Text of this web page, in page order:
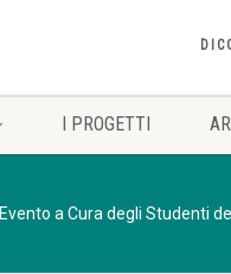
I PROGETTI
Evento a Cura degli Studenti